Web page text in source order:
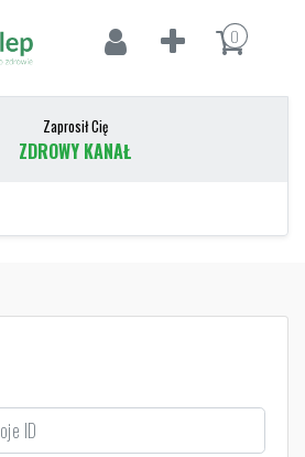
0
Zaprosił Cię
ZDROWY KANAŁ